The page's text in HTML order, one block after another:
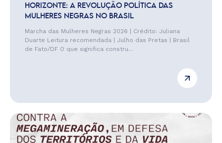
HORIZONTE: A REVOLUÇÃO POLÍTICA DAS
MULHERES NEGRAS NO BRASIL
Marcha das Mulheres Negras 2026 | Crédito: Juliana
Duarte Leitura recomendada | Julho das Pretas | Brasil
de Fato/DF O que significa constru...